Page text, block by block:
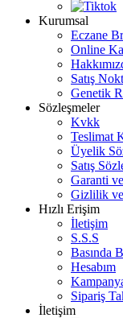
Kurumsal
Eczane
Online
Satış
Genetik
Sözleşmeler
Kvkk
Teslimat
Üyelik
Satış
Garanti
Gizlilik
Hızlı Erişim
İletişim
S.S.S
Basında
Hesabım
Sipariş
İletişim